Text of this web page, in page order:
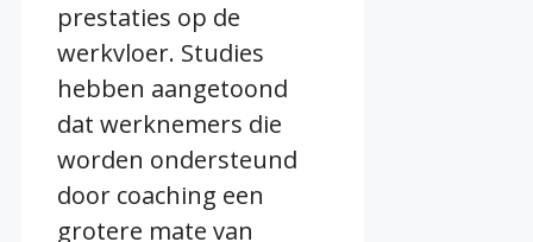
prestaties op de
werkvloer. Studies
hebben aangetoond
dat werknemers die
worden ondersteund
door coaching een
grotere mate van